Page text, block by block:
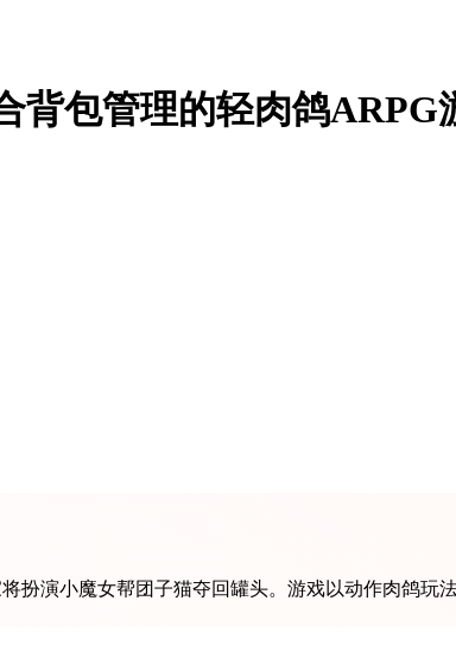
背包管理的轻肉鸽
扮演小魔女帮团子猫夺回罐头。游戏以动作肉鸽